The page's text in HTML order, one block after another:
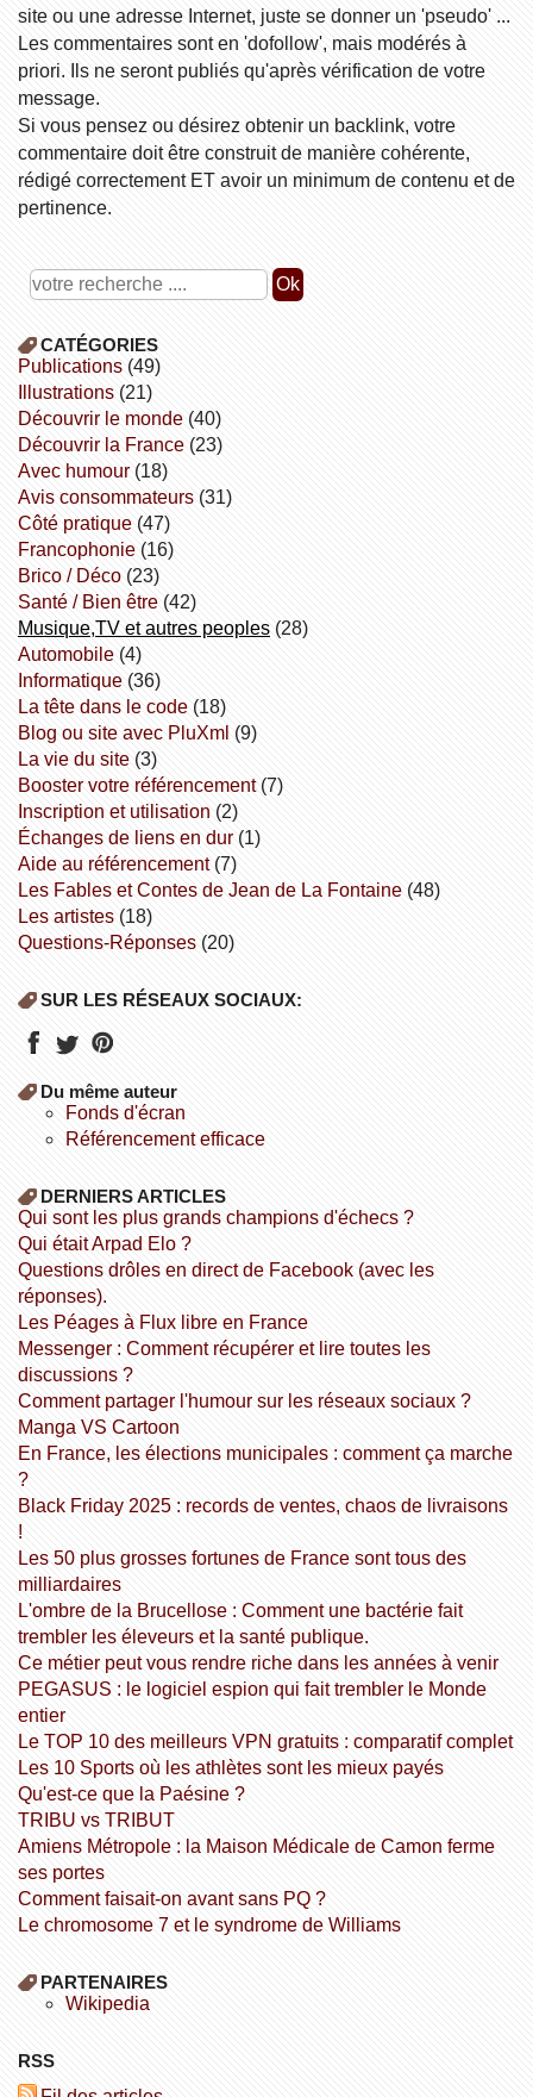
site ou une adresse Internet, juste se donner un 'pseudo' ...
Les commentaires sont en 'dofollow', mais modérés à
priori. Ils ne seront publiés qu'après vérification de votre
message.
Si vous pensez ou désirez obtenir un backlink, votre
commentaire doit être construit de manière cohérente,
rédigé correctement ET avoir un minimum de contenu et de
pertinence.
CATÉGORIES
publications(49)
illustrations(21)
découvrir le monde(40)
découvrir la France(23)
avec humour(18)
avis consommateurs(31)
côté pratique(47)
Francophonie(16)
Brico / Déco(23)
Santé / Bien être(42)
Musique,TV et autres peoples(28)
Automobile(4)
informatique(36)
la tête dans le code(18)
Blog ou site avec PluXml (9)
la vie du site(3)
booster votre référencement(7)
inscription et utilisation (2)
échanges de liens en dur(1)
aide au référencement(7)
Les Fables et Contes de Jean de La Fontaine(48)
Les artistes(18)
Questions-Réponses(20)
SUR LES RÉSEAUX SOCIAUX:
Du même auteur
fonds d'écran
référencement efficace
DERNIERS ARTICLES
Qui sont les plus grands champions d'échecs ?
Qui était Arpad Elo ?
Questions drôles en direct de Facebook (avec les
réponses).
Les Péages à Flux libre en France
Messenger : Comment récupérer et lire toutes les
discussions ?
Comment partager l'humour sur les réseaux sociaux ?
Manga VS Cartoon
En France, les élections municipales : comment ça marche
?
Black Friday 2025 : records de ventes, chaos de livraisons
!
Les 50 plus grosses fortunes de France sont tous des
milliardaires
L'ombre de la Brucellose : Comment une bactérie fait
trembler les éleveurs et la santé publique.
Ce métier peut vous rendre riche dans les années à venir
PEGASUS : le logiciel espion qui fait trembler le Monde
entier
Le TOP 10 des meilleurs VPN gratuits : comparatif complet
Les 10 Sports où les athlètes sont les mieux payés
Qu'est-ce que la Paésine ?
TRIBU vs TRIBUT
Amiens Métropole : la Maison Médicale de Camon ferme
ses portes
Comment faisait-on avant sans PQ ?
Le chromosome 7 et le syndrome de Williams
PARTENAIRES
wikipedia
RSS